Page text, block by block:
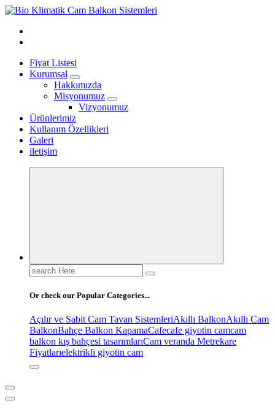
Skip
content
Fiyat Listesi
Kurumsal
Hakkımızda
Misyonumuz
Vizyonumuz
Ürünlerimiz
Kullanım Özellikleri
Galeri
iletişim
Search
for:
Or check our Popular Categories...
Açılır ve Sabit Cam Tavan SistemleriAkıllı BalkonAkıllı Cam
BalkonBahçe Balkon KapamaCafecafe giyotin camcam
balkon kış bahçesi tasarımlarıCam veranda Metrekare
Fiyatlarıelektrikli giyotin cam